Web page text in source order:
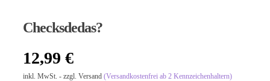
Nette Sprüche
Checksdedas?
12,99 €
inkl. MwSt. - zzgl. Versand (Versandkostenfrei ab 2 Kennzeichenhaltern)